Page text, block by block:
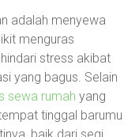
adalah menyewa
menguras
stress akibat
yang bagus. Selain
sewa rumah yang
tinggal barumu